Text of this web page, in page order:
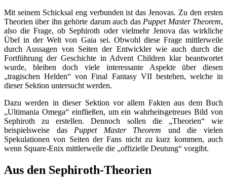
Mit seinem Schicksal eng verbunden ist das Jenovas. Zu den ersten
Theorien über ihn gehörte darum auch das Puppet Master Theorem,
also die Frage, ob Sephiroth oder vielmehr Jenova das wirkliche
Übel in der Welt von Gaia sei. Obwohl diese Frage mittlerweile
durch Aussagen von Seiten der Entwickler wie auch durch die
Fortführung der Geschichte in Advent Children klar beantwortet
wurde, bleiben doch viele interessante Aspekte über diesen
„tragischen Helden“ von Final Fantasy VII bestehen, welche in
dieser Sektion untersucht werden.
Dazu werden in dieser Sektion vor allem Fakten aus dem Buch
„Ultimania Omega“ einfließen, um ein wahrheitsgetreues Bild von
Sephiroth zu erstellen. Dennoch sollen die „Theorien“ wie
beispielsweise das Puppet Master Theorem und die vielen
Spekulationen von Seiten der Fans nicht zu kurz kommen, auch
wenn Square-Enix mittlerweile die „offizielle Deutung“ vorgibt.
Aus den Sephiroth-Theorien